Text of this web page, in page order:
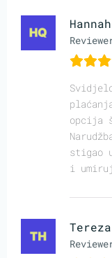
opcija
stigao
i